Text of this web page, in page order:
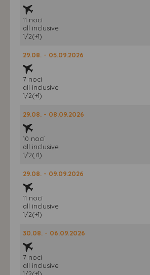
11 nocí
all inclusive
1/2(+1)
29.08. - 05.09.2026
7 nocí
all inclusive
1/2(+1)
29.08. - 08.09.2026
10 nocí
all inclusive
1/2(+1)
29.08. - 09.09.2026
11 nocí
all inclusive
1/2(+1)
30.08. - 06.09.2026
7 nocí
all inclusive
1/2(+1)